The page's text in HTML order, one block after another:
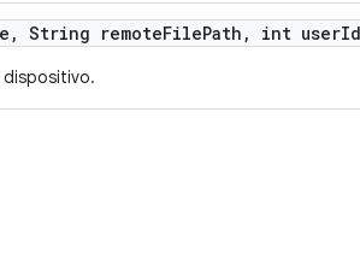
, String remoteFilePath , int user